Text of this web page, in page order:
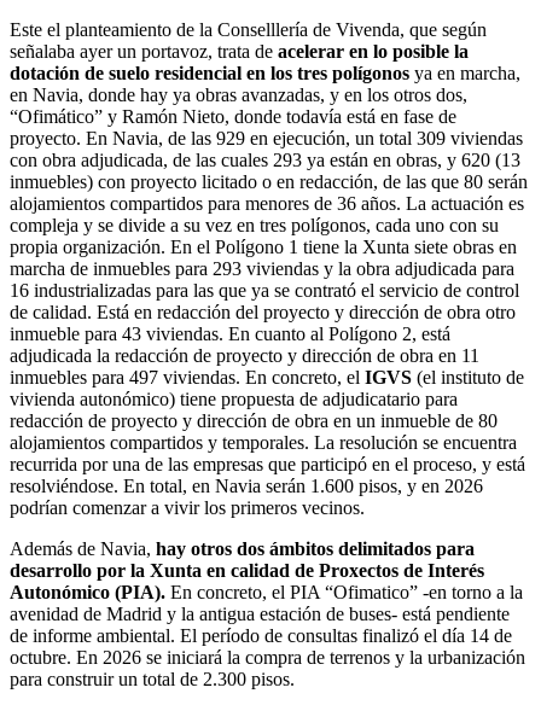
Este el planteamiento de la Conselllería de Vivenda, que según
señalaba ayer un portavoz, trata de acelerar en lo posible la
dotación de suelo residencial en los tres polígonos ya en marcha,
en Navia, donde hay ya obras avanzadas, y en los otros dos,
“Ofimático” y Ramón Nieto, donde todavía está en fase de
proyecto. En Navia, de las 929 en ejecución, un total 309 viviendas
con obra adjudicada, de las cuales 293 ya están en obras, y 620 (13
inmuebles) con proyecto licitado o en redacción, de las que 80 serán
alojamientos compartidos para menores de 36 años. La actuación es
compleja y se divide a su vez en tres polígonos, cada uno con su
propia organización. En el Polígono 1 tiene la Xunta siete obras en
marcha de inmuebles para 293 viviendas y la obra adjudicada para
16 industrializadas para las que ya se contrató el servicio de control
de calidad. Está en redacción del proyecto y dirección de obra otro
inmueble para 43 viviendas. En cuanto al Polígono 2, está
adjudicada la redacción de proyecto y dirección de obra en 11
inmuebles para 497 viviendas. En concreto, el IGVS (el instituto de
vivienda autonómico) tiene propuesta de adjudicatario para
redacción de proyecto y dirección de obra en un inmueble de 80
alojamientos compartidos y temporales. La resolución se encuentra
recurrida por una de las empresas que participó en el proceso, y está
resolviéndose. En total, en Navia serán 1.600 pisos, y en 2026
podrían comenzar a vivir los primeros vecinos.
Además de Navia, hay otros dos ámbitos delimitados para
desarrollo por la Xunta en calidad de Proxectos de Interés
Autonómico (PIA). En concreto, el PIA “Ofimatico” -en torno a la
avenidad de Madrid y la antigua estación de buses- está pendiente
de informe ambiental. El período de consultas finalizó el día 14 de
octubre. En 2026 se iniciará la compra de terrenos y la urbanización
para construir un total de 2.300 pisos.